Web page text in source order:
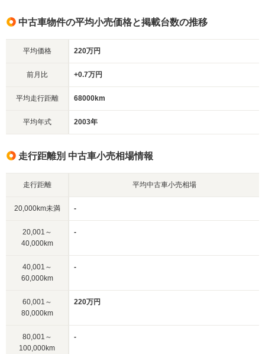
中古車物件の平均小売価格と掲載台数の推移
平均価格 220万円
前月比 +0.7万円
平均走行距離 68000km
平均年式 2003年
走行距離別 中古車小売相場情報
走行距離 平均中古車小売相場
20,000km未満 -
20,001～
40,000km
-
40,001～
60,000km
-
60,001～
80,000km
220万円
80,001～
100,000km
-